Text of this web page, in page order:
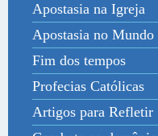
Apostasia na Igreja
Apostasia no Mundo
Fim dos tempos
Profecias Católicas
Artigos para Refletir